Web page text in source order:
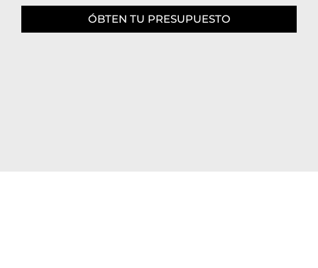
ÓBTEN TU PRESUPUESTO